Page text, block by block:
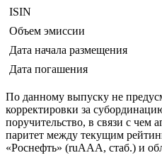
ISIN
Объем эмиссии
Дата начала размещения
Дата погашения
По данному выпуску не
корректировки за
поручительство, в связи с чем
паритет между текущим
«Роснефть» (ruAAA, стаб.) и